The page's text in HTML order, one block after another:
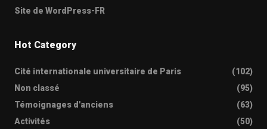
Site de WordPress-FR
Hot Category
Cité internationale universitaire de Paris
(102)
Non classé
(95)
Témoignages d'anciens
(63)
Activités
(50)